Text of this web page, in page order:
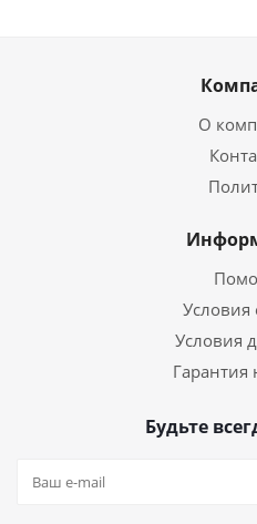
О
Условия
Условия
Гарантия
Будьте